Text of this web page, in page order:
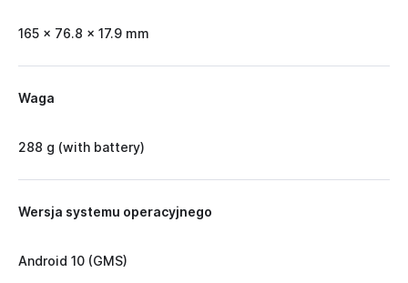
165 x 76.8 x 17.9 mm
Waga
288 g (with battery)
Wersja systemu operacyjnego
Android 10 (GMS)